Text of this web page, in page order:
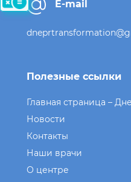
E-mail
Полезные ссылки
Главная страница –
Новости
Контакты
Наши врачи
О центре